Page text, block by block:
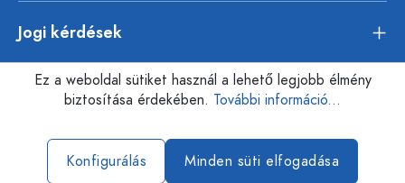
Jogi kérdések
Ez a weboldal sütiket használ a lehető legjobb élmény
biztosítása érdekében. További információ...
Konfigurálás Minden süti elfogadása